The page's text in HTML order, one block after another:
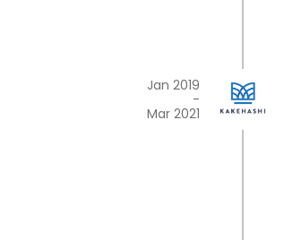
Jan 2019
-
Mar 2021